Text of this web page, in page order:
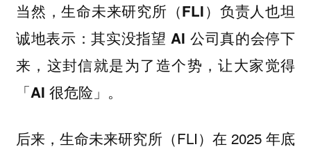
当然，生命未来研究所（FLI）负责人也坦
诚地表示：其实没指望 AI 公司真的会停下
来，这封信就是为了造个势，让大家觉得
「AI 很危险」。
后来，生命未来研究所（FLI）在 2025 年底